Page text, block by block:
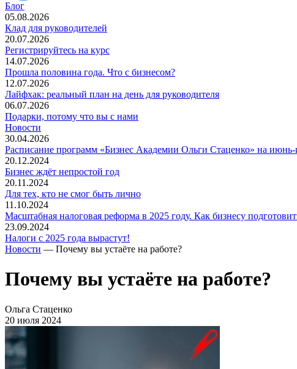
Блог
05.08.2026
Клад для руководителей
20.07.2026
Регистрируйтесь на курс
14.07.2026
Прошла половина года. Что с бизнесом?
12.07.2026
Лайфхак: реальный план на день для руководителя
06.07.2026
Подарки, потому что вы с нами
Новости
30.04.2026
Расписание программ «Бизнес Академии Ольги Стаценко» на июнь-
20.12.2024
Бизнес ждёт непростой год
20.11.2024
Для тех, кто не смог быть лично
11.10.2024
Масштабная налоговая реформа в 2025 году. Как бизнесу
23.09.2024
Налоги с 2025 года вырастут!
Новости — Почему вы устаёте на работе?
Почему вы устаёте на работе?
Ольга Стаценко
20 июля 2024